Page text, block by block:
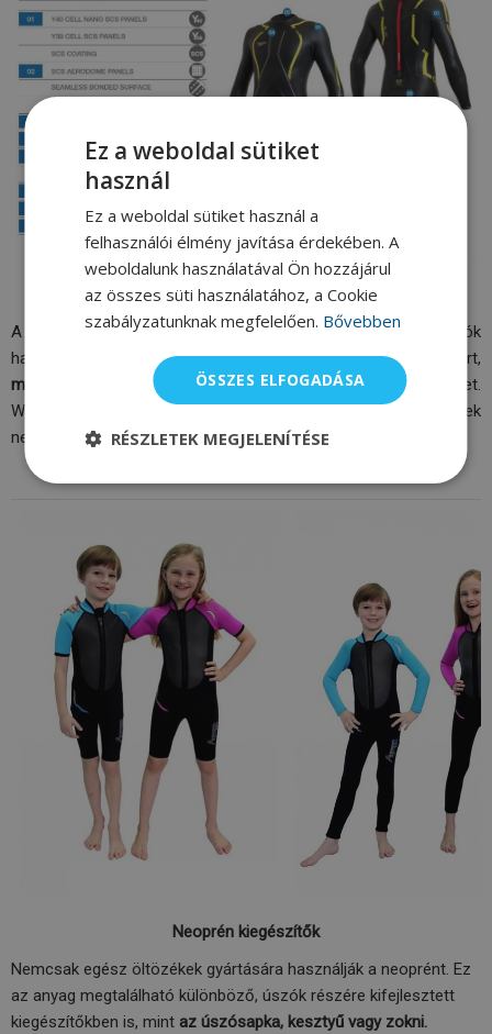
A neoprén gyerekeknek
A neoprén anyagot nemcsak a professzionális sportolók
használják ki. A gyerekeknek is kitűnő választás, különösen azért,
mert megvédi a káros UV sugárzástól és melegben tartja
őket.
Webáruházunkban megtalálja az
Agamamárkájú gyerek
neopréneket is.
Neoprén kiegészítők
Nemcsak egész öltözékek gyártására használják a neoprént. Ez
az anyag megtalálható különböző, úszók részére kifejlesztett
kiegészítőkben is, mint az úszósapka, kesztyű vagy zokni.
Ez a weboldal sütiket
használ
Ez a weboldal sütiket használ a
felhasználói élmény javítása érdekében. A
weboldalunk használatával Ön hozzájárul
az összes süti használatához, a Cookie
szabályzatunknak megfelelően. Bővebben
ÖSSZES ELFOGADÁSA
RÉSZLETEK MEGJELENÍTÉSE